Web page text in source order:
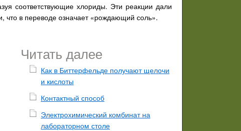
соответствующие хлориды. Эти реакции дали
в переводе означает «рождающий соль».
Читать далее
Как в Биттерфельде получают щелочи
и кислоты
Контактный способ
Электрохимический комбинат на
лабораторном столе